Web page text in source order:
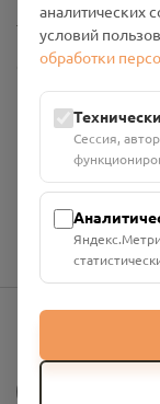
Настройки cookies
Общество с
Проект Помним»
ИНН: 6700029207
Юридический
Руднянский, г.
Номер счёта:
аналитических
условий
обработки
Сессия,